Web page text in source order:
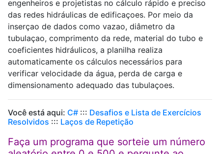
engenheiros e projetistas no cálculo rápido e preciso
das redes hidráulicas de edificaçoes. Por meio da
inserçao de dados como vazao, diâmetro da
tubulaçao, comprimento da rede, material do tubo e
coeficientes hidráulicos, a planilha realiza
automaticamente os cálculos necessários para
verificar velocidade da água, perda de carga e
dimensionamento adequado das tubulaçoes.
Você está aqui: C# ::: Desafios e Lista de Exercícios
Resolvidos ::: Laços de Repetição
Faça um programa que sorteie um número